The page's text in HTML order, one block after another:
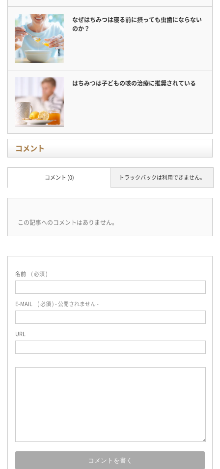
なぜはちみつは寝る前に摂っても虫歯にならない
のか？
はちみつは子どもの咳の治療に推奨されている
コメント
トラックバックは利用できません。
コメント (0)
この記事へのコメントはありません。
名前 ( 必須 )
E-MAIL ( 必須 ) - 公開されません -
URL